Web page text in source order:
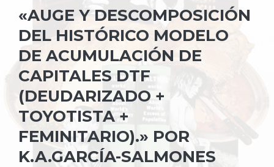
«AUGE Y DESCOMPOSICIÓN
DEL HISTÓRICO MODELO
DE ACUMULACIÓN DE
CAPITALES DTF
(DEUDARIZADO +
TOYOTISTA +
FEMINITARIO).» POR
K.A.GARCÍA-SALMONES